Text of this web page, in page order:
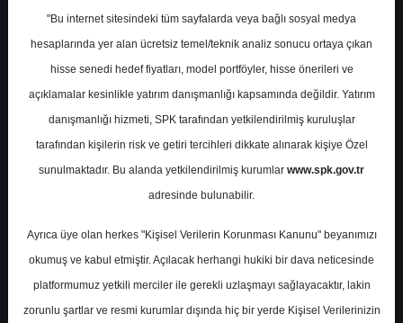
Ana Sayfa
Raporlar
Pusula Yatırım
Rapor Detay
HRKET - 4. Çeyrek
Değerlendirmesi
"Bu internet sitesindeki tüm sayfalarda veya bağlı sosyal medya
hesaplarında yer alan ücretsiz temel/teknik analiz sonucu ortaya çıkan
hisse senedi hedef fiyatları, model portföyler, hisse önerileri ve
açıklamalar kesinlikle yatırım danışmanlığı kapsamında değildir. Yatırım
danışmanlığı hizmeti, SPK tarafından yetkilendirilmiş kuruluşlar
tarafından kişilerin risk ve getiri tercihleri dikkate alınarak kişiye Özel
sunulmaktadır. Bu alanda yetkilendirilmiş kurumlar www.spk.gov.tr
adresinde bulunabilir.
Ayrıca üye olan herkes "Kişisel Verilerin Korunması Kanunu" beyanımızı
okumuş ve kabul etmiştir. Açılacak herhangi hukiki bir dava neticesinde
platformumuz yetkili merciler ile gerekli uzlaşmayı sağlayacaktır, lakin
zorunlu şartlar ve resmi kurumlar dışında hiç bir yerde Kişisel Verilerinizin